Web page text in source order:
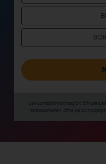
Din kontaktinformasjon blir
forespørselen. Dine